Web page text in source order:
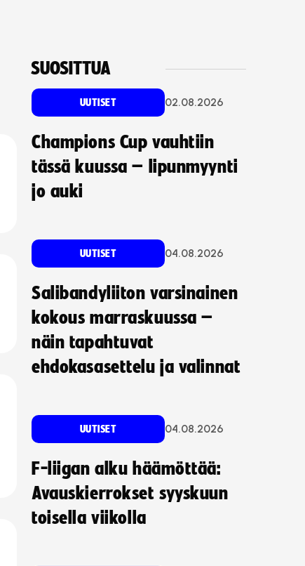
SUOSITTUA
UUTISET 02.08.2026
Champions Cup vauhtiin
tässä kuussa – lipunmyynti
jo auki
UUTISET 04.08.2026
Salibandyliiton varsinainen
kokous marraskuussa –
näin tapahtuvat
ehdokasasettelu ja valinnat
UUTISET 04.08.2026
F-liigan alku häämöttää:
Avauskierrokset syyskuun
toisella viikolla